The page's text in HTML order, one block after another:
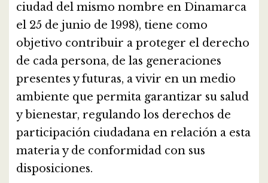
ciudad del mismo nombre en Dinamarca
el 25 de junio de 1998), tiene como
objetivo contribuir a proteger el derecho
de cada persona, de las generaciones
presentes y futuras, a vivir en un medio
ambiente que permita garantizar su salud
y bienestar, regulando los derechos de
participación ciudadana en relación a esta
materia y de conformidad con sus
disposiciones.